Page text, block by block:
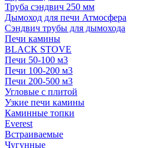
Труба сэндвич 250 мм
Дымоход для печи Атмосфера
Сэндвич трубы для дымохода
Печи камины
BLACK STOVE
Печи 50-100 м3
Печи 100-200 м3
Печи 200-500 м3
Угловые с плитой
Узкие печи камины
Каминные топки
Everest
Встраиваемые
Чугунные